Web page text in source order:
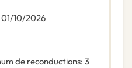
01/10/2026
de reconductions: 3